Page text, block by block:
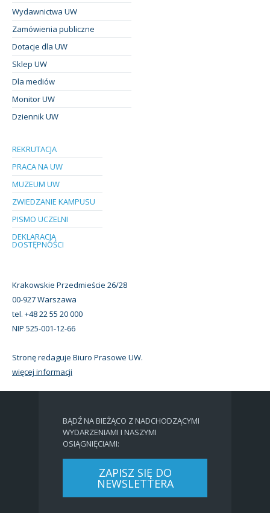
Wydawnictwa UW
Zamówienia publiczne
Dotacje dla UW
Sklep UW
Dla mediów
Monitor UW
Dziennik UW
REKRUTACJA
PRACA NA UW
MUZEUM UW
ZWIEDZANIE KAMPUSU
PISMO UCZELNI
DEKLARACJA
DOSTĘPNOŚCI
Krakowskie Przedmieście 26/28
00-927 Warszawa
tel. +48 22 55 20 000
NIP 525-001-12-66
Stronę redaguje Biuro Prasowe UW.
więcej informacji
BĄDŹ NA BIEŻĄCO Z NADCHODZĄCYMI
WYDARZENIAMI I NASZYMI
OSIĄGNIĘCIAMI:
ZAPISZ SIĘ DO
NEWSLETTERA